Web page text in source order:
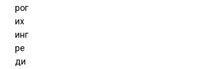
рог
их
инг
ре
ди